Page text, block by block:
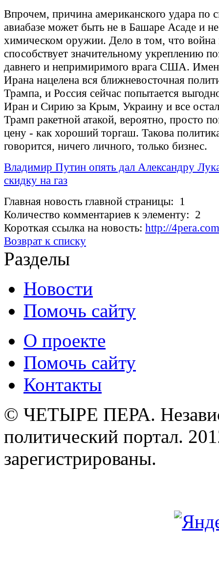
Впрочем, причина американского удара по
авиабазе может быть не в Башаре Асаде и
химическом оружии. Дело в том, что
способствует значительному укреплению
давнего и непримиримого врага США.
Ирана нацелена вся ближневосточная
Трампа, и Россия сейчас попытается
Иран и Сирию за Крым, Украину и все
Трамп ракетной атакой, вероятно, просто
цену - как хороший торгаш. Такова
говорится, ничего личного, только бизнес.
Владимир Путин опять дал Александру
скидку на газ
Главная новость главной страницы: 1
Количество комментариев к элементу: 2
Короткая ссылка на новость: http://
Возврат к списку
Разделы
Новости
Помочь сайту
О проекте
Помочь сайту
Контакты
© ЧЕТЫРЕ ПЕРА.
политический портал.
зарегистрированы.